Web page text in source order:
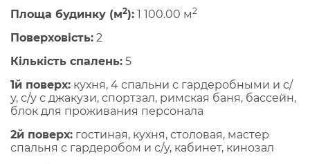
Площа будинку (м2): 1 100.00 м2
Поверховість: 2
Кількість спалень: 5
1й поверх: кухня, 4 спальни с гардеробными и с/
у, с/у с джакузи, спортзал, римская баня, бассейн,
блок для проживания персонала
2й поверх: гостиная, кухня, столовая, мастер
спальня с гардеробом и с/у, кабинет, кинозал